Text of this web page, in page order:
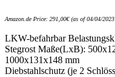
Amazon.de Price: 291,00€(as of 04/04/2023
LKW-befahrbar
Stegrost Maße(LxB):
1000x131x148 mm
Diebstahlschutz (je 2